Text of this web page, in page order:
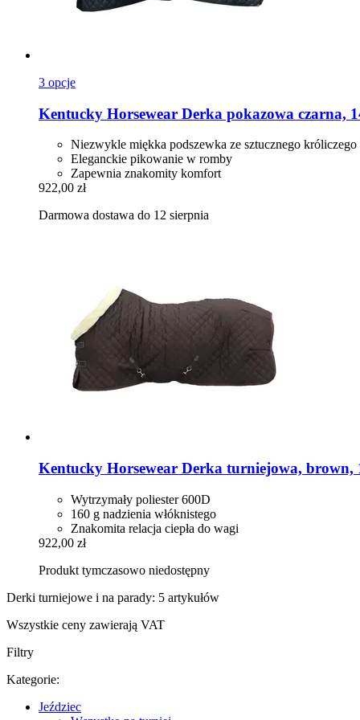
3 opcje
Kentucky Horsewear Derka pokazowa czarna,
Niezwykle miękka podszewka ze sztucznego króliczego
Eleganckie pikowanie w romby
Zapewnia znakomity komfort
922,00 zł
Darmowa dostawa do 12 sierpnia
Kentucky Horsewear Derka turniejowa, brown,
Wytrzymały poliester 600D
160 g nadzienia włóknistego
Znakomita relacja ciepła do wagi
922,00 zł
Produkt tymczasowo niedostępny
Derki turniejowe i na parady: 5 artykułów
Wszystkie ceny zawierają VAT
Filtry
Kategorie:
Jeździec